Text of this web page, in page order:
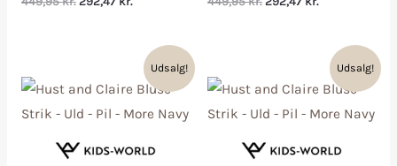
Udsalg! Udsalg!